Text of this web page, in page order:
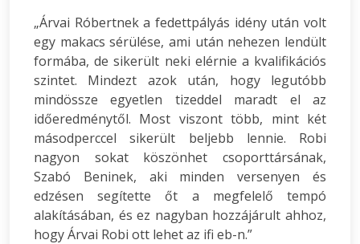
„Árvai Róbertnek a fedettpályás idény után volt
egy makacs sérülése, ami után nehezen lendült
formába, de sikerült neki elérnie a kvalifikációs
szintet. Mindezt azok után, hogy legutóbb
mindössze egyetlen tizeddel maradt el az
időeredménytől. Most viszont több, mint két
másodperccel sikerült beljebb lennie. Robi
nagyon sokat köszönhet csoporttársának,
Szabó Beninek, aki minden versenyen és
edzésen segítette őt a megfelelő tempó
alakításában, és ez nagyban hozzájárult ahhoz,
hogy Árvai Robi ott lehet az ifi eb-n.”